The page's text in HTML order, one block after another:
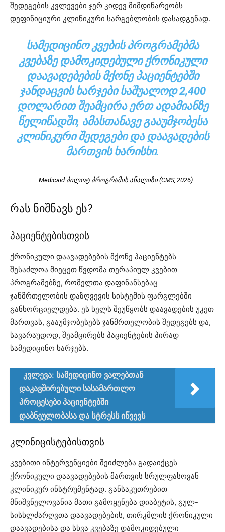
შედეგების კვლევები ჯერ კიდევ მიმდინარეობს
დეფინიციური კლინიკური სარგებლობის დასადგენად.
ᲡᲐᲛᲔᲓᲘᲪᲘᲜᲝ ᲙᲕᲔᲑᲘᲡ ᲞᲠᲝᲒᲠᲐᲛᲔᲑᲛᲐ
ᲙᲕᲔᲑᲐᲖᲔ ᲓᲐᲛᲝᲙᲘᲓᲔᲑᲣᲚᲘ ᲥᲠᲝᲜᲘᲙᲣᲚᲘ
ᲓᲐᲐᲕᲐᲓᲔᲑᲔᲑᲘᲡ ᲛᲥᲝᲜᲔ ᲞᲐᲪᲘᲔᲜᲢᲔᲑᲨᲘ
ᲯᲐᲜᲓᲐᲪᲕᲘᲡ ᲮᲐᲠᲯᲔᲑᲘ ᲡᲐᲨᲣᲐᲚᲝᲓ 2,400
ᲓᲝᲚᲐᲠᲘᲗ ᲨᲔᲐᲛᲪᲘᲠᲐ ᲔᲠᲗ ᲐᲓᲐᲛᲘᲐᲜᲖᲔ
ᲬᲔᲚᲘᲬᲐᲓᲨᲘ, ᲐᲛᲐᲡᲗᲐᲜᲐᲕᲔ ᲒᲐᲐᲣᲛᲯᲝᲑᲔᲡᲐ
ᲙᲚᲘᲜᲘᲙᲣᲠᲘ ᲨᲔᲓᲔᲒᲔᲑᲘ ᲓᲐ ᲓᲐᲐᲕᲐᲓᲔᲑᲘᲡ
ᲛᲐᲠᲗᲕᲘᲡ ᲮᲐᲠᲘᲡᲮᲘ.
— Medicaid პილოტ პროგრამის ანალიზი (CMS, 2026)
რას ნიშნავს ეს?
პაციენტებისთვის
ქრონიკული დაავადებების მქონე პაციენტებს
შესაძლოა მიეცეთ წვდომა თერაპიულ კვებით
პროგრამებზე, რომელთა დაფინანსებაც
ჯანმრთელობის დაზღვევის სისტემის ფარგლებში
განხორციელდება. ეს ხელს შეუწყობს დაავადების უკეთ
მართვას, გააუმჯობესებს ჯანმრთელობის შედეგებს და,
სავარაუდოდ, შეამცირებს პაციენტების პირად
სამედიცინო ხარჯებს.
კვლევა: სამედიცინო ვალებთან
დაკავშირებული სასამართლო
პროცესები პაციენტებში
დაბნეულობასა და სტრესს იწვევს
კლინიცისტებისთვის
კვებითი ინტერვენციები შეიძლება გადაიქცეს
ქრონიკული დაავადებების მართვის სრულფასოვან
კლინიკურ ინსტრუმენტად. განსაკუთრებით
მნიშვნელოვანია მათი გამოყენება დიაბეტის, გულ-
სისხლძარღვთა დაავადებების, თირკმლის ქრონიკული
დაავადებისა და სხვა კვებაზე დამოკიდებული